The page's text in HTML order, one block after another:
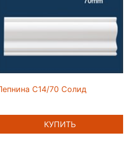
C14/70 Солид
КУПИТЬ